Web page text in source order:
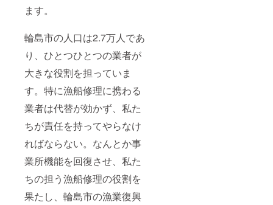
ます。
輪島市の人口は2.7万人であ
り、ひとつひとつの業者が
大きな役割を担っていま
す。特に漁船修理に携わる
業者は代替が効かず、私た
ちが責任を持ってやらなけ
ればならない。なんとか事
業所機能を回復させ、私た
ちの担う漁船修理の役割を
果たし、輪島市の漁業復興